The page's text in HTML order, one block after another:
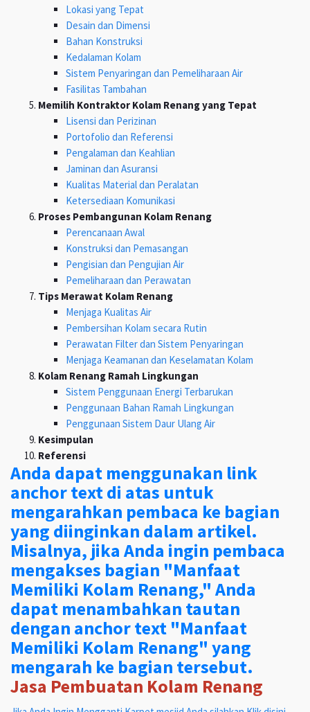
Lokasi yang Tepat
Desain dan Dimensi
Bahan Konstruksi
Kedalaman Kolam
Sistem Penyaringan dan Pemeliharaan Air
Fasilitas Tambahan
Memilih Kontraktor Kolam Renang yang Tepat
Lisensi dan Perizinan
Portofolio dan Referensi
Pengalaman dan Keahlian
Jaminan dan Asuransi
Kualitas Material dan Peralatan
Ketersediaan Komunikasi
Proses Pembangunan Kolam Renang
Perencanaan Awal
Konstruksi dan Pemasangan
Pengisian dan Pengujian Air
Pemeliharaan dan Perawatan
Tips Merawat Kolam Renang
Menjaga Kualitas Air
Pembersihan Kolam secara Rutin
Perawatan Filter dan Sistem Penyaringan
Menjaga Keamanan dan Keselamatan Kolam
Kolam Renang Ramah Lingkungan
Sistem Penggunaan Energi Terbarukan
Penggunaan Bahan Ramah Lingkungan
Penggunaan Sistem Daur Ulang Air
Kesimpulan
Referensi
Anda dapat menggunakan link
anchor text di atas untuk
mengarahkan pembaca ke bagian
yang diinginkan dalam artikel.
Misalnya, jika Anda ingin pembaca
mengakses bagian "Manfaat
Memiliki Kolam Renang," Anda
dapat menambahkan tautan
dengan anchor text "Manfaat
Memiliki Kolam Renang" yang
mengarah ke bagian tersebut.
Jasa Pembuatan Kolam Renang